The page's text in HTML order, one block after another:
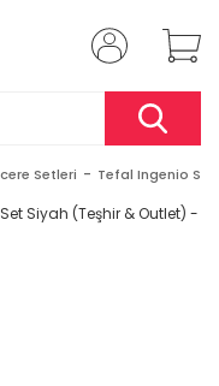
Setleri Tefal Ingenio Set